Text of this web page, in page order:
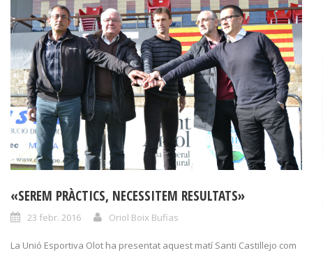
«SEREM PRÀCTICS, NECESSITEM RESULTATS»
23 febr. 2016 Oriol Boix Bufias
La Unió Esportiva Olot ha presentat aquest matí Santi Castillejo com